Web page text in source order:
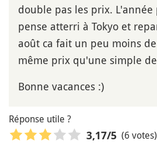
double pas les prix.
pense atterri à Tokyo et
août ca fait un peu moins
même prix qu'une simple
Bonne vacances :)
Réponse utile ?
3,17/5 (6 votes)